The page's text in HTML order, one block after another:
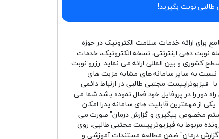
طالبی نوبت بگیرید!
برای ارائه خدمات سلامت الکترونیک در حوزه
نوبت دهی اینترنتی، نسخه الکترونیک، خدمات
کشوری و بین المللی ارائه می نماید. رزرو نوبت
نسبت به سایر سامانه های مشابه مزیت های
فیزیوتراپیست مجتبی طالبی در ارتباط دائمی
دور را در پروفایل خود فعال نموده باشد شما می
از مهمترین قابلیت های سامانه پدرا امکان
مخصوص پیگیری و گزارش درمان" صورت می
مربوط به فیزیوتراپیست مجتبی طالبی، روی
گزارش درمان" ضمن مطالعه مستندات آموزشی و